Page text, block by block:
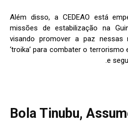
Além disso, a CEDEAO está
missões de estabilização na
visando promover a paz
‘troika’ para combater o terrorismo
e
Bola Tinubu,